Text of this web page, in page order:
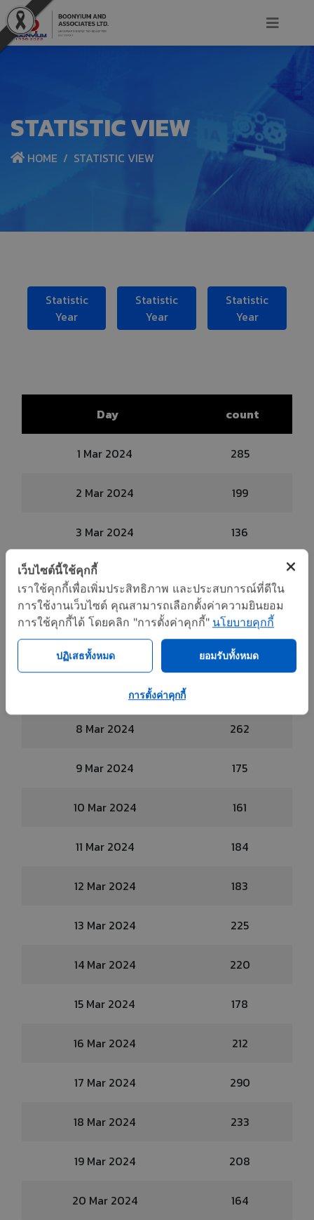
STATISTIC VIEW
HOME STATISTIC VIEW
Statistic
Year
Statistic
Year
Statistic
Year
Day count
1 Mar 2024 285
2 Mar 2024 199
3 Mar 2024 136
4 Mar 2024
5 Mar 2024 197
6 Mar 2024 308
7 Mar 2024
8 Mar 2024 262
9 Mar 2024 175
10 Mar 2024 161
11 Mar 2024 184
12 Mar 2024 183
13 Mar 2024 225
14 Mar 2024 220
15 Mar 2024 178
16 Mar 2024 212
17 Mar 2024 290
18 Mar 2024 233
19 Mar 2024 208
20 Mar 2024 164
เว็บไซต์นี้ใช้คุกกี้
เราใช้คุกกี้เพื่อเพิ่มประสิทธิภาพ และประสบการณ์ที่ดีใน
การใช้งานเว็บไซต์ คุณสามารถเลือกตั้งค่าความยินยอม
การใช้คุกกี้ได้ โดยคลิก "การตั้งค่าคุกกี้" นโยบายคุกกี้
ปฏิเสธทั้งหมด ยอมรับทั้งหมด
การตั้งค่าคุกกี้